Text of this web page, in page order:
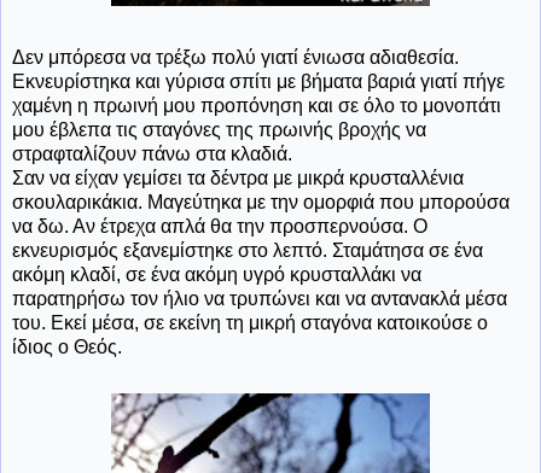
Δεν μπόρεσα να τρέξω πολύ γιατί ένιωσα αδιαθεσία.
Εκνευρίστηκα και γύρισα σπίτι με βήματα βαριά γιατί πήγε
χαμένη η πρωινή μου προπόνηση και σε όλο το μονοπάτι
μου έβλεπα τις σταγόνες της πρωινής βροχής να
στραφταλίζουν πάνω στα κλαδιά.
Σαν να είχαν γεμίσει τα δέντρα με μικρά κρυσταλλένια
σκουλαρικάκια. Μαγεύτηκα με την ομορφιά που μπορούσα
να δω. Αν έτρεχα απλά θα την προσπερνούσα. Ο
εκνευρισμός εξανεμίστηκε στο λεπτό. Σταμάτησα σε ένα
ακόμη κλαδί, σε ένα ακόμη υγρό κρυσταλλάκι να
παρατηρήσω τον ήλιο να τρυπώνει και να αντανακλά μέσα
του. Εκεί μέσα, σε εκείνη τη μικρή σταγόνα κατοικούσε ο
ίδιος ο Θεός.